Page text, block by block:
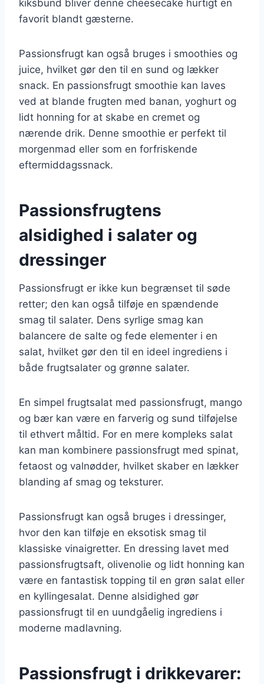
kiksbund bliver denne cheesecake hurtigt en
favorit blandt gæsterne.
Passionsfrugt kan også bruges i smoothies og
juice, hvilket gør den til en sund og lækker
snack. En passionsfrugt smoothie kan laves
ved at blande frugten med banan, yoghurt og
lidt honning for at skabe en cremet og
nærende drik. Denne smoothie er perfekt til
morgenmad eller som en forfriskende
eftermiddagssnack.
Passionsfrugtens
alsidighed i salater og
dressinger
Passionsfrugt er ikke kun begrænset til søde
retter; den kan også tilføje en spændende
smag til salater. Dens syrlige smag kan
balancere de salte og fede elementer i en
salat, hvilket gør den til en ideel ingrediens i
både frugtsalater og grønne salater.
En simpel frugtsalat med passionsfrugt, mango
og bær kan være en farverig og sund tilføjelse
til ethvert måltid. For en mere kompleks salat
kan man kombinere passionsfrugt med spinat,
fetaost og valnødder, hvilket skaber en lækker
blanding af smag og teksturer.
Passionsfrugt kan også bruges i dressinger,
hvor den kan tilføje en eksotisk smag til
klassiske vinaigretter. En dressing lavet med
passionsfrugtsaft, olivenolie og lidt honning kan
være en fantastisk topping til en grøn salat eller
en kyllingesalat. Denne alsidighed gør
passionsfrugt til en uundgåelig ingrediens i
moderne madlavning.
Passionsfrugt i drikkevarer: